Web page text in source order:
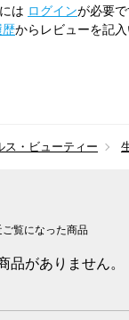
は ログインが必要で
歴からレビューを記入
ス・ビューティー
ご覧になった商品
品がありません。